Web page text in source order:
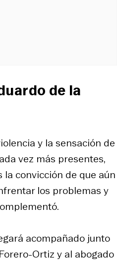
de la
y la sensación de
vez más presentes,
convicción de que aún
los problemas y
acompañado junto
Ortiz y al abogado